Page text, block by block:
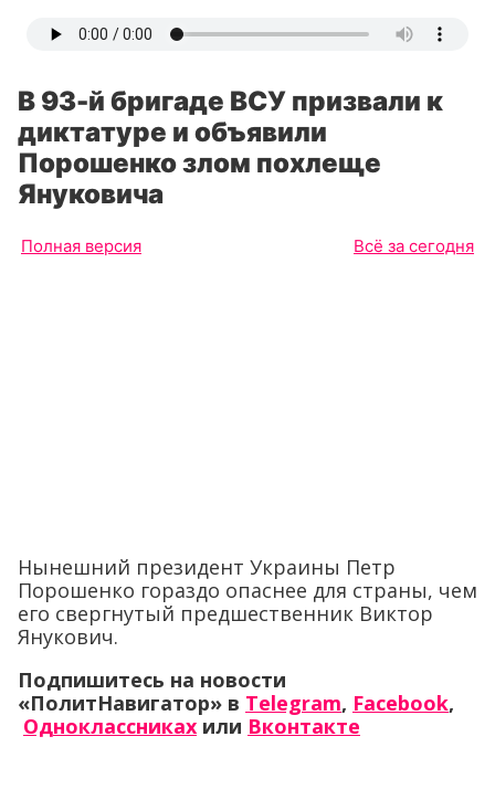
В 93-й бригаде ВСУ призвали к
диктатуре и объявили
Порошенко злом похлеще
Януковича
Полная версия Всё за сегодня
Нынешний президент Украины Петр
Порошенко гораздо опаснее для страны, чем
его свергнутый предшественник Виктор
Янукович.
Подпишитесь на новости
«ПолитНавигатор» в Telegram, Facebook,
Одноклассниках или Вконтакте